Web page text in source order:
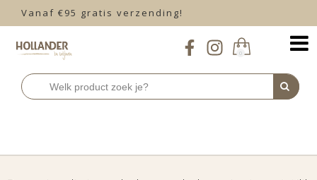
Vanaf €95 gratis verzending!
0
404 - Pagina niet